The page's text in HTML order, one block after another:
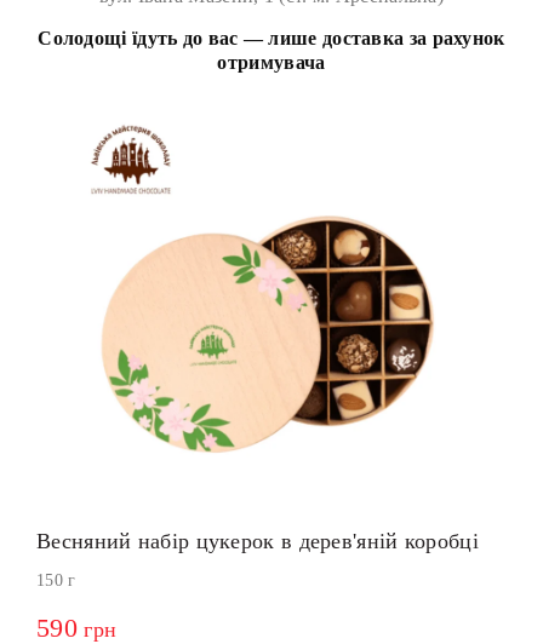
Солодощі їдуть до вас — лише доставка за рахунок
отримувача
Весняний набір цукерок в дерев'яній коробці
150 г
590 грн